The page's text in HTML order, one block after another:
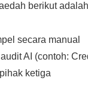
berikut
secara manual
AI (contoh:
ketiga